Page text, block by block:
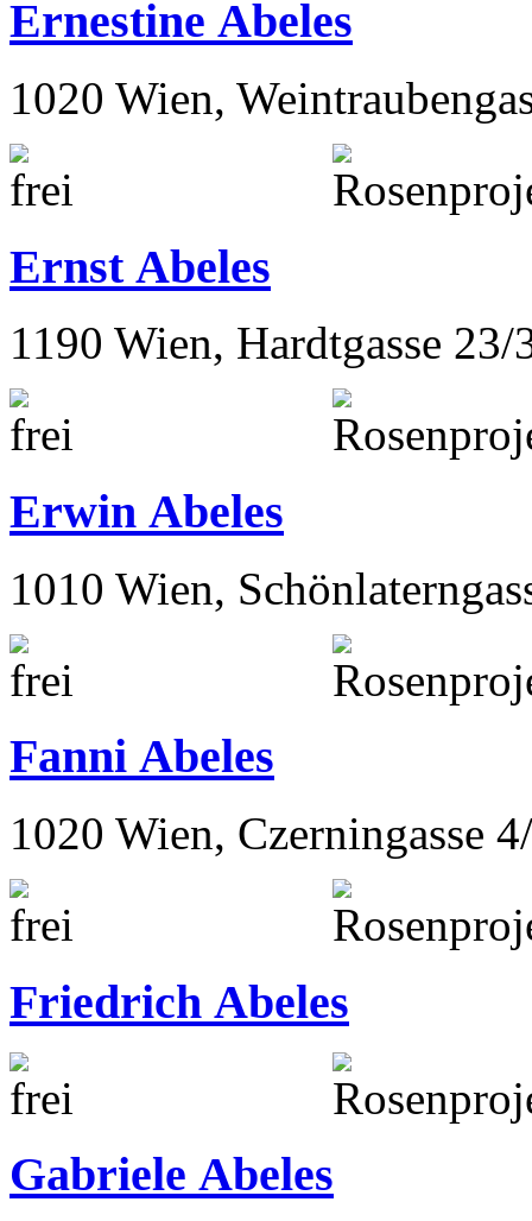
Ernestine Abeles
1020 Wien,
Ernst Abeles
1190 Wien, Hardtgasse 23/
Erwin Abeles
1010 Wien,
Fanni Abeles
1020 Wien, Czerningasse
Friedrich Abeles
Gabriele Abeles